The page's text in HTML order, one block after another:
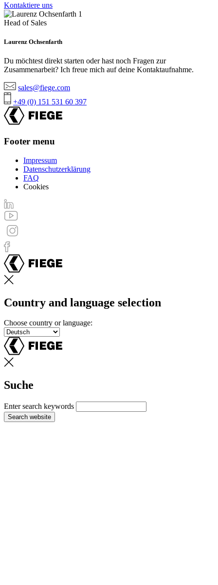
Kontaktiere uns
Head of Sales
Laurenz Ochsenfarth
Du möchtest direkt starten oder hast noch Fragen zur
Zusammenarbeit? Ich freue mich auf deine Kontaktaufnahme.
sales@fiege.com
+49 (0) 151 531 60 397
Footer menu
Impressum
Datenschutzerklärung
FAQ
Cookies
Country and language selection
Choose country or language:
Suche
Enter search keywords